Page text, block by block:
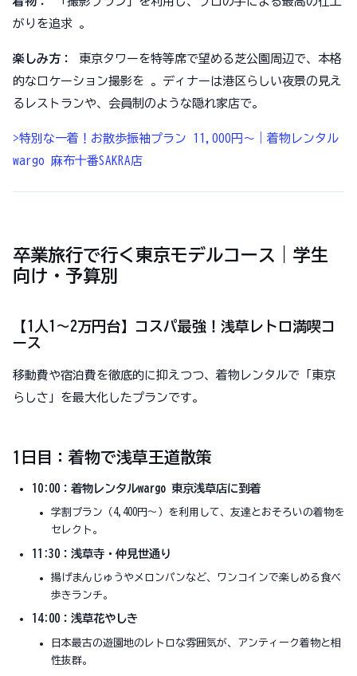
がりを追求 。
楽しみ方：
東京タワーを特等席で望める芝公園周辺で、本格
的なロケーション撮影を 。ディナーは港区らしい夜景の見え
るレストランや、会員制のような隠れ家店で。
>特別な一着！お散歩振袖プラン 11,000円～｜着物レンタル
wargo 麻布十番SAKRA店
卒業旅行で行く東京モデルコース｜学生
向け・予算別
【1人1〜2万円台】コスパ最強！浅草レトロ満喫コ
ース
移動費や宿泊費を徹底的に抑えつつ、着物レンタルで「東京
らしさ」を最大化したプランです。
1日目：着物で浅草王道散策
10:00：着物レンタルwargo 東京浅草店に到着
学割プラン（4,400円〜）を利用して、友達とおそろいの着物を
セレクト。
11:30：浅草寺・仲見世通り
揚げまんじゅうやメロンパンなど、ワンコインで楽しめる食べ
歩きランチ。
14:00：浅草花やしき
日本最古の遊園地のレトロな雰囲気が、アンティーク着物と相
性抜群。